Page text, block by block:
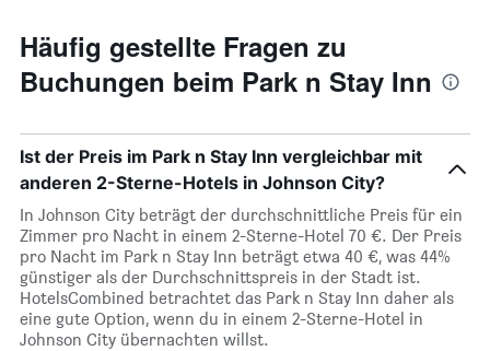
Häufig gestellte Fragen zu
Buchungen beim Park n Stay Inn
Ist der Preis im Park n Stay Inn vergleichbar mit
anderen 2-Sterne-Hotels in Johnson City?
In Johnson City beträgt der durchschnittliche Preis für ein
Zimmer pro Nacht in einem 2-Sterne-Hotel 70 €. Der Preis
pro Nacht im Park n Stay Inn beträgt etwa 40 €, was 44%
günstiger als der Durchschnittspreis in der Stadt ist.
HotelsCombined betrachtet das Park n Stay Inn daher als
eine gute Option, wenn du in einem 2-Sterne-Hotel in
Johnson City übernachten willst.